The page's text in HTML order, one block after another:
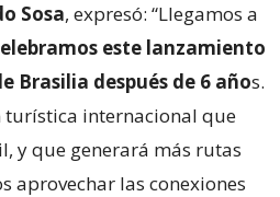
Sosa, expresó: “Llegamos a
este lanzamiento
Brasilia después de 6 años.
turística internacional que
y que generará más rutas
aprovechar las conexiones